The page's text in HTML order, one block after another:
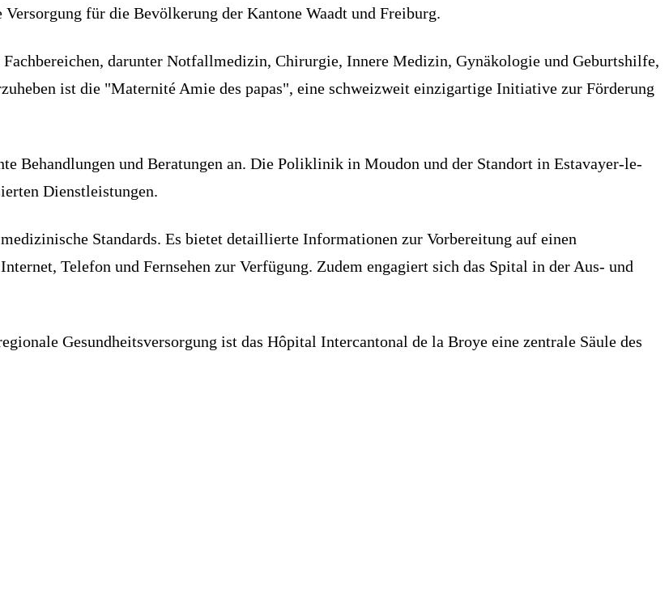
für die Bevölkerung der Kantone Waadt und Freiburg.
darunter Notfallmedizin, Chirurgie, Innere Medizin, Gynäkologie und Geburtshilfe,
ist die "Maternité Amie des papas", eine schweizweit einzigartige Initiative zur Förderung
Behandlungen und Beratungen an. Die Poliklinik in Moudon und der Standort in Estavayer-le-
Dienstleistungen.
Standards. Es bietet detaillierte Informationen zur Vorbereitung auf einen
Telefon und Fernsehen zur Verfügung. Zudem engagiert sich das Spital in der Aus- und
Gesundheitsversorgung ist das Hôpital Intercantonal de la Broye eine zentrale Säule des